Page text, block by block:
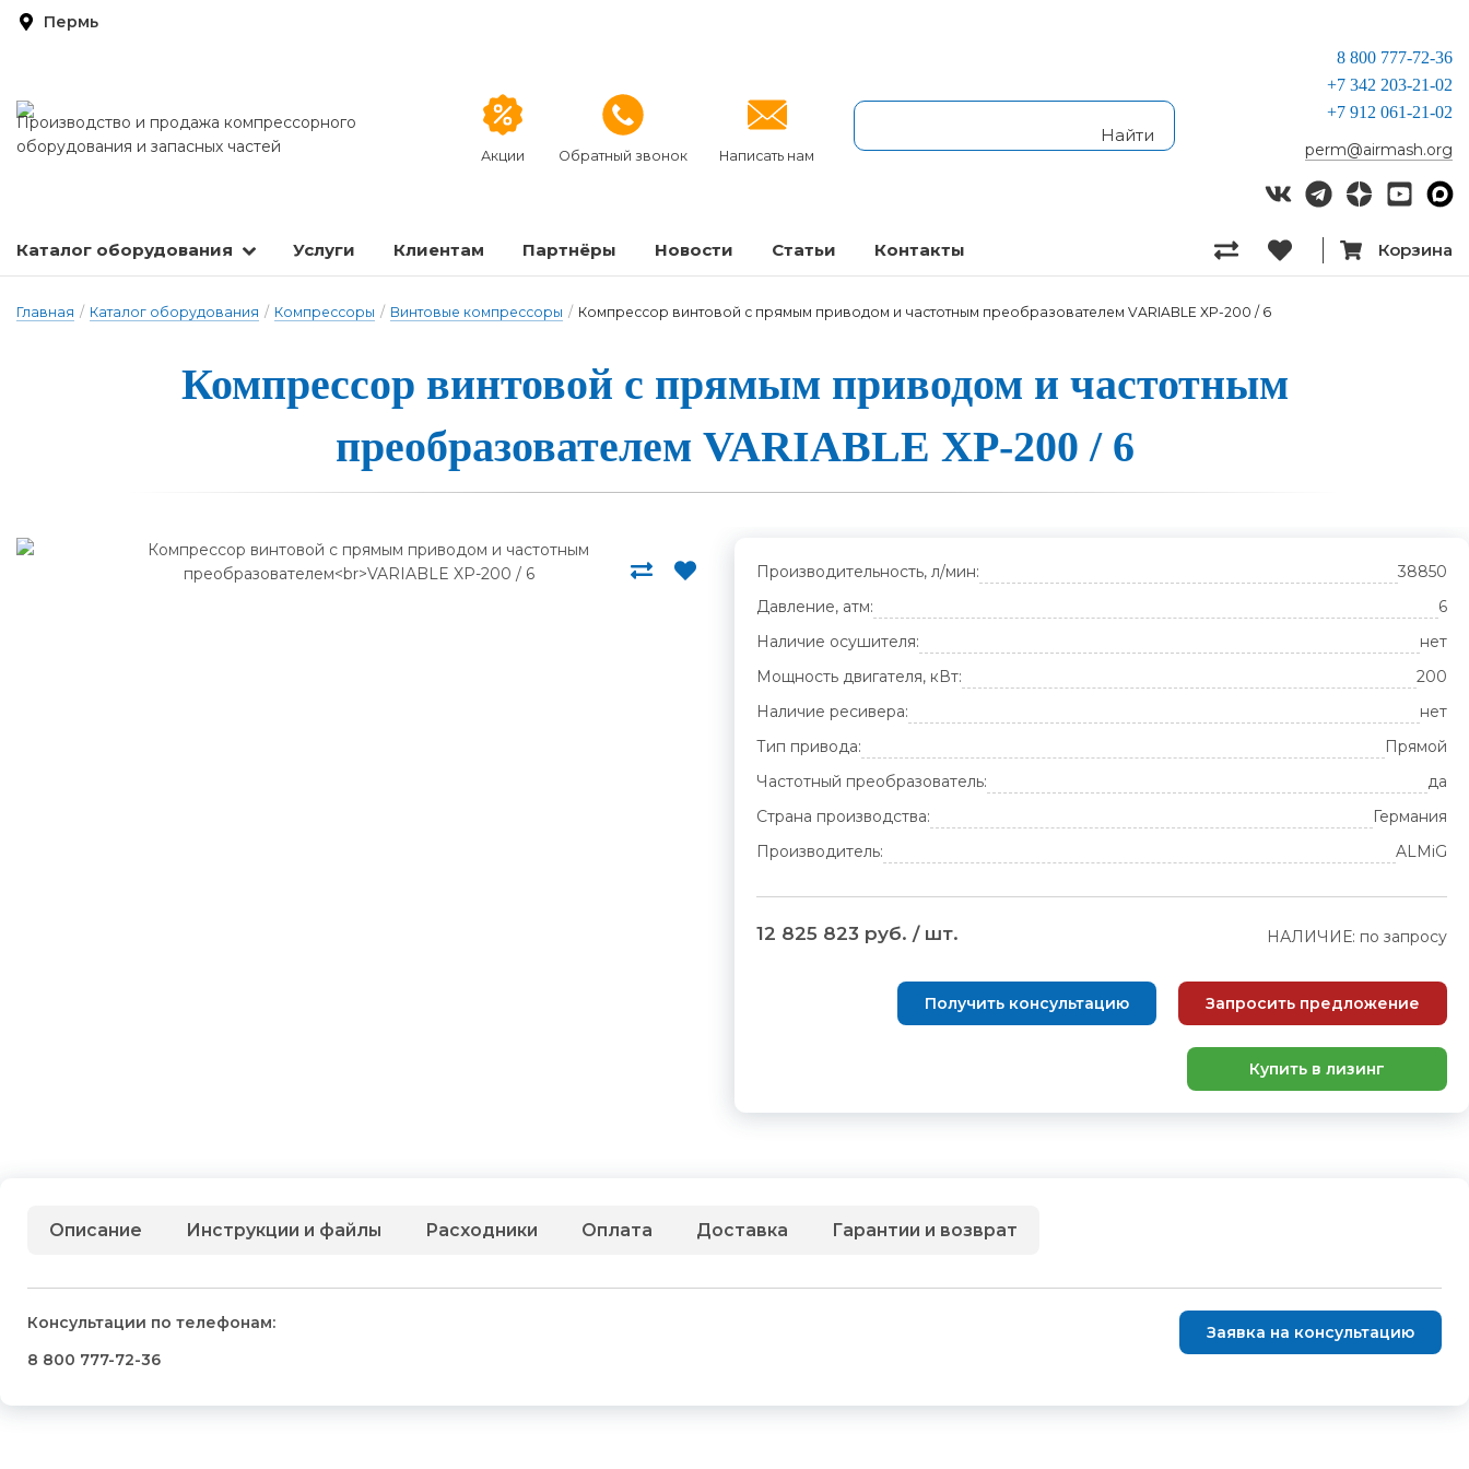
Пермь
Производство и продажа компрессорного
оборудования и запасных частей
Акции Обратный звонок Написать нам
8 800 777-72-36
+7 342 203-21-02
+7 912 061-21-02
perm@airmash.org
Каталог оборудования Услуги Клиентам Партнёры Новости Статьи Контакты Корзина
Главная / Каталог оборудования / Компрессоры / Винтовые компрессоры / Компрессор винтовой с прямым приводом и частотным преобразователем VARIABLE XP-200 / 6
Ком­прес­сор вин­то­вой с пря­мым при­во­дом и час­тотным
пре­об­ра­зо­ва­те­лем VARIABLE XP-200 / 6
Производительность, л/мин:
38850
Давление, атм:
6
Наличие осушителя:
нет
Мощность двигателя, кВт:
200
Наличие ресивера:
нет
Тип привода:
Прямой
Частотный преобразователь:
да
Страна производства:
Германия
Производитель:
ALMiG
12 825 823 руб. / шт. НАЛИЧИЕ: по запросу
Получить консультацию Запросить предложение
Купить в лизинг
Описание Инструкции и файлы Расходники Оплата Доставка Гарантии и возврат
Консультации по телефонам:
8 800 777-72-36
Заявка на консультацию